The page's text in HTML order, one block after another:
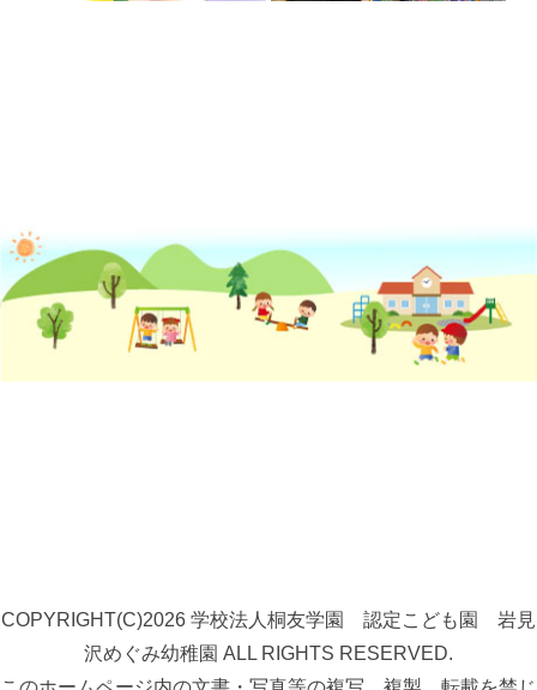
COPYRIGHT(C)2026 学校法人桐友学園 認定こども園 岩見
沢めぐみ幼稚園 ALL RIGHTS RESERVED.